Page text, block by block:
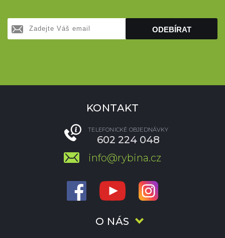
ODEBÍRAT
O NÁS
KONTAKT
TELEFONICKÉ OBJEDNÁVKY
602 224 048
info@rybina.cz